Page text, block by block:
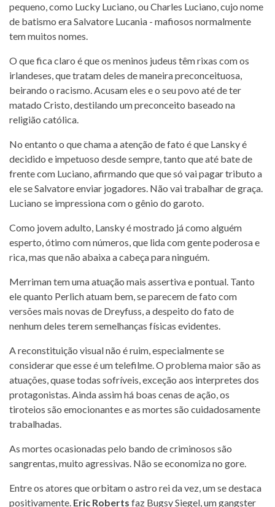
pequeno, como Lucky Luciano, ou Charles Luciano, cujo nome
de batismo era Salvatore Lucania - mafiosos normalmente
tem muitos nomes.
O que fica claro é que os meninos judeus têm rixas com os
irlandeses, que tratam deles de maneira preconceituosa,
beirando o racismo. Acusam eles e o seu povo até de ter
matado Cristo, destilando um preconceito baseado na
religião católica.
No entanto o que chama a atenção de fato é que Lansky é
decidido e impetuoso desde sempre, tanto que até bate de
frente com Luciano, afirmando que que só vai pagar tributo a
ele se Salvatore enviar jogadores. Não vai trabalhar de graça.
Luciano se impressiona com o gênio do garoto.
Como jovem adulto, Lansky é mostrado já como alguém
esperto, ótimo com números, que lida com gente poderosa e
rica, mas que não abaixa a cabeça para ninguém.
Merriman tem uma atuação mais assertiva e pontual. Tanto
ele quanto Perlich atuam bem, se parecem de fato com
versões mais novas de Dreyfuss, a despeito do fato de
nenhum deles terem semelhanças físicas evidentes.
A reconstituição visual não é ruim, especialmente se
considerar que esse é um telefilme. O problema maior são as
atuações, quase todas sofríveis, exceção aos interpretes dos
protagonistas. Ainda assim há boas cenas de ação, os
tiroteios são emocionantes e as mortes são cuidadosamente
trabalhadas.
As mortes ocasionadas pelo bando de criminosos são
sangrentas, muito agressivas. Não se economiza no gore.
Entre os atores que orbitam o astro rei da vez, um se destaca
positivamente. Eric Roberts faz Bugsy Siegel, um gangster